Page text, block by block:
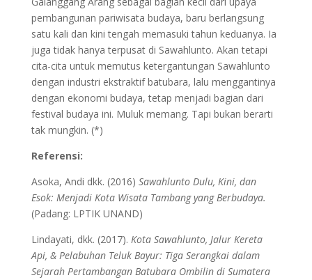
pembangunan pariwisata budaya, baru berlangsung
satu kali dan kini tengah memasuki tahun keduanya. Ia
juga tidak hanya terpusat di Sawahlunto. Akan tetapi
cita-cita untuk memutus ketergantungan Sawahlunto
dengan industri ekstraktif batubara, lalu menggantinya
dengan ekonomi budaya, tetap menjadi bagian dari
festival budaya ini. Muluk memang. Tapi bukan berarti
tak mungkin. (*)
Referensi:
Asoka, Andi dkk. (2016) Sawahlunto Dulu, Kini, dan
Esok: Menjadi Kota Wisata Tambang yang Berbudaya.
(Padang: LPTIK UNAND)
Lindayati, dkk. (2017). Kota Sawahlunto, Jalur Kereta
Api, & Pelabuhan Teluk Bayur: Tiga Serangkai dalam
Sejarah Pertambangan Batubara Ombilin di Sumatera